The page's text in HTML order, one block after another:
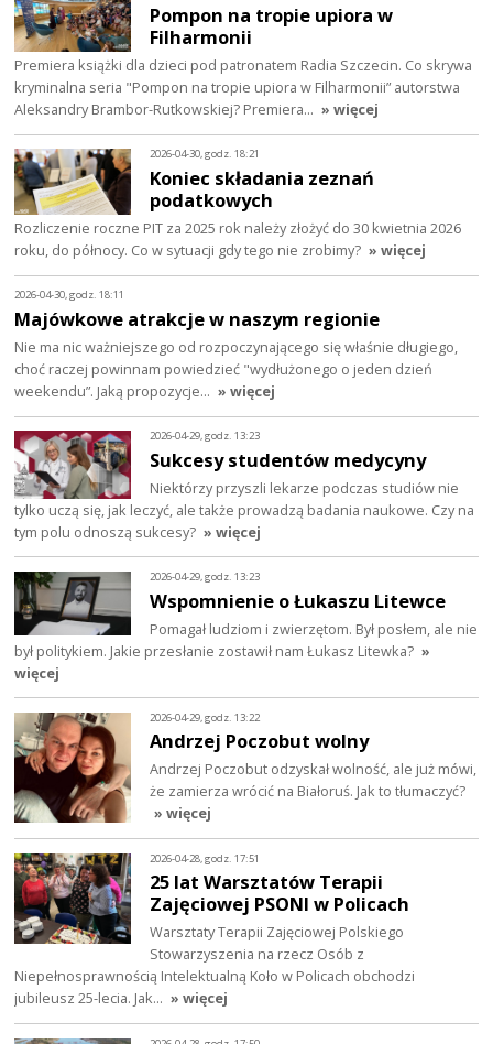
Pompon na tropie upiora w
Filharmonii
Premiera książki dla dzieci pod patronatem Radia Szczecin. Co skrywa
kryminalna seria "Pompon na tropie upiora w Filharmonii” autorstwa
Aleksandry Brambor-Rutkowskiej? Premiera… » więcej
2026-04-30, godz. 18:21
Koniec składania zeznań
podatkowych
Rozliczenie roczne PIT za 2025 rok należy złożyć do 30 kwietnia 2026
roku, do północy. Co w sytuacji gdy tego nie zrobimy? » więcej
2026-04-30, godz. 18:11
Majówkowe atrakcje w naszym regionie
Nie ma nic ważniejszego od rozpoczynającego się właśnie długiego,
choć raczej powinnam powiedzieć "wydłużonego o jeden dzień
weekendu”. Jaką propozycje… » więcej
2026-04-29, godz. 13:23
Sukcesy studentów medycyny
Niektórzy przyszli lekarze podczas studiów nie
tylko uczą się, jak leczyć, ale także prowadzą badania naukowe. Czy na
tym polu odnoszą sukcesy? » więcej
2026-04-29, godz. 13:23
Wspomnienie o Łukaszu Litewce
Pomagał ludziom i zwierzętom. Był posłem, ale nie
był politykiem. Jakie przesłanie zostawił nam Łukasz Litewka? »
więcej
2026-04-29, godz. 13:22
Andrzej Poczobut wolny
Andrzej Poczobut odzyskał wolność, ale już mówi,
że zamierza wrócić na Białoruś. Jak to tłumaczyć?
» więcej
2026-04-28, godz. 17:51
25 lat Warsztatów Terapii
Zajęciowej PSONI w Policach
Warsztaty Terapii Zajęciowej Polskiego
Stowarzyszenia na rzecz Osób z
Niepełnosprawnością Intelektualną Koło w Policach obchodzi
jubileusz 25-lecia. Jak… » więcej